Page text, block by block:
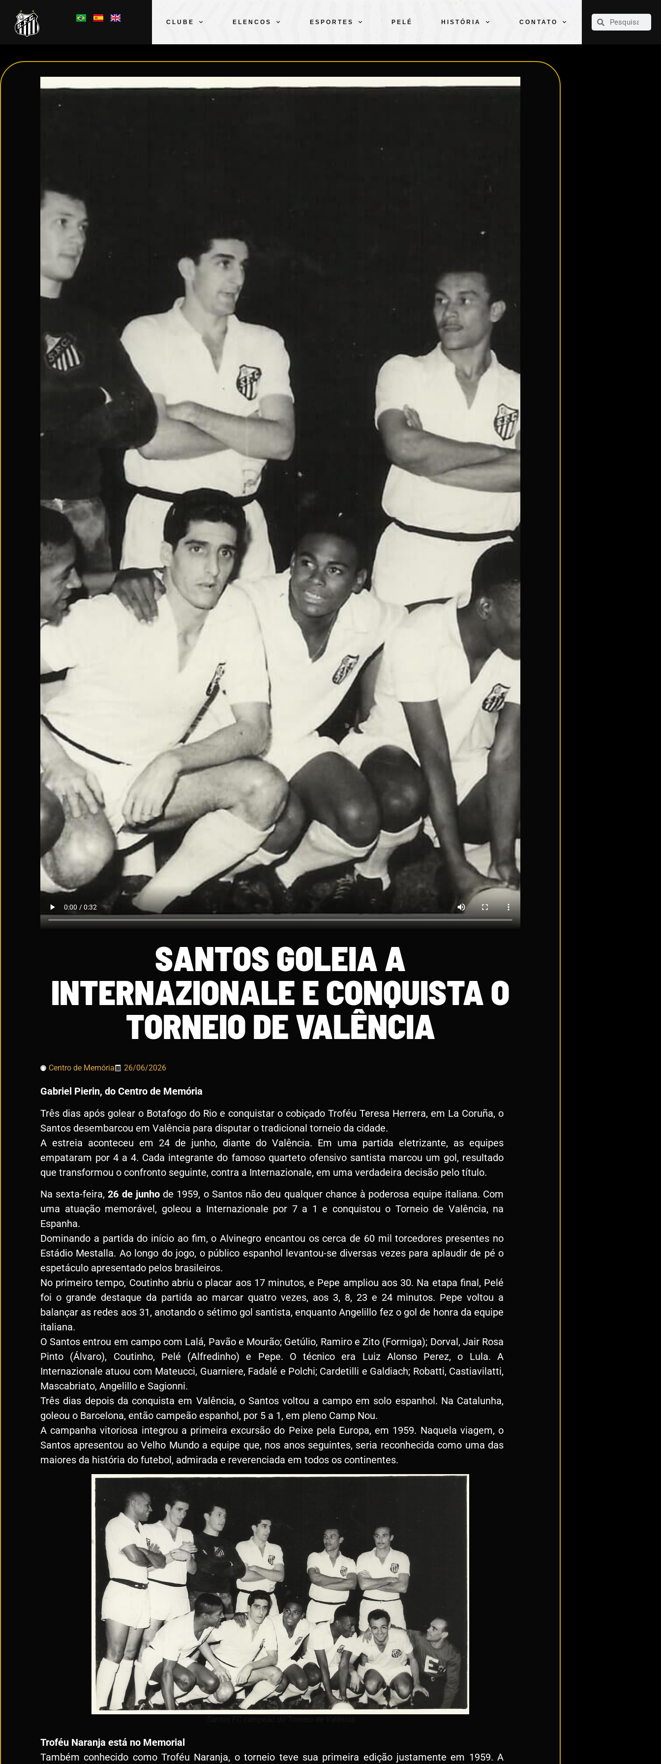
CLUBE ELENCOS ESPORTES PELÉ HISTÓRIA CONTATO
CLUBE
O Santos de Pelé conquista o Troféu Teresa Herrera
SANTOS GOLEIA A
INTERNAZIONALE E CONQUISTA O
TORNEIO DE VALÊNCIA
Centro de Memória 26/06/2026
Gabriel Pierin, do Centro de Memória
Três dias após golear o Botafogo do Rio e conquistar o cobiçado Troféu Teresa Herrera, em La Coruña, o
Santos desembarcou em Valência para disputar o tradicional torneio da cidade.
A estreia aconteceu em 24 de junho, diante do Valência. Em uma partida eletrizante, as equipes
empataram por 4 a 4. Cada integrante do famoso quarteto ofensivo santista marcou um gol, resultado
que transformou o confronto seguinte, contra a Internazionale, em uma verdadeira decisão pelo título.
Na sexta-feira,26 de junho de 1959, o Santos não deu qualquer chance à poderosa equipe italiana. Com
uma atuação memorável, goleou a Internazionale por 7 a 1 e conquistou o Torneio de Valência, na
Espanha.
Dominando a partida do início ao fim, o Alvinegro encantou os cerca de 60 mil torcedores presentes no
Estádio Mestalla. Ao longo do jogo, o público espanhol levantou-se diversas vezes para aplaudir de pé o
espetáculo apresentado pelos brasileiros.
No primeiro tempo, Coutinho abriu o placar aos 17 minutos, e Pepe ampliou aos 30. Na etapa final, Pelé
foi o grande destaque da partida ao marcar quatro vezes, aos 3, 8, 23 e 24 minutos. Pepe voltou a
balançar as redes aos 31, anotando o sétimo gol santista, enquanto Angelillo fez o gol de honra da equipe
italiana.
O Santos entrou em campo com Lalá, Pavão e Mourão; Getúlio, Ramiro e Zito (Formiga); Dorval, Jair Rosa
Pinto (Álvaro), Coutinho, Pelé (Alfredinho) e Pepe. O técnico era Luiz Alonso Perez, o Lula. A
Internazionale atuou com Mateucci, Guarniere, Fadalé e Polchi; Cardetilli e Galdiach; Robatti, Castiavilatti,
Mascabriato, Angelillo e Sagionni.
Três dias depois da conquista em Valência, o Santos voltou a campo em solo espanhol. Na Catalunha,
goleou o Barcelona, então campeão espanhol, por 5 a 1, em pleno Camp Nou.
A campanha vitoriosa integrou a primeira excursão do Peixe pela Europa, em 1959. Naquela viagem, o
Santos apresentou ao Velho Mundo a equipe que, nos anos seguintes, seria reconhecida como uma das
maiores da história do futebol, admirada e reverenciada em todos os continentes.
Troféu Naranja está no Memorial
Também conhecido como Troféu Naranja, o torneio teve sua primeira edição justamente em 1959. A